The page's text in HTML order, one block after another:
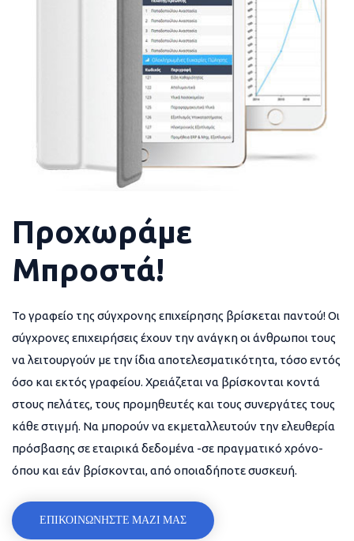
Προχωράμε
Μπροστά!
Το γραφείο της σύγχρονης επιχείρησης βρίσκεται παντού! Οι
σύγχρονες επιχειρήσεις έχουν την ανάγκη οι άνθρωποι τους
να λειτουργούν με την ίδια αποτελεσματικότητα, τόσο εντός
όσο και εκτός γραφείου. Χρειάζεται να βρίσκονται κοντά
στους πελάτες, τους προμηθευτές και τους συνεργάτες τους
κάθε στιγμή. Να μπορούν να εκμεταλλευτούν την ελευθερία
πρόσβασης σε εταιρικά δεδομένα -σε πραγματικό χρόνο-
όπου και εάν βρίσκονται, από οποιαδήποτε συσκευή.
ΕΠΙΚΟΙΝΩΝΗΣΤΕ ΜΑΖΙ ΜΑΣ